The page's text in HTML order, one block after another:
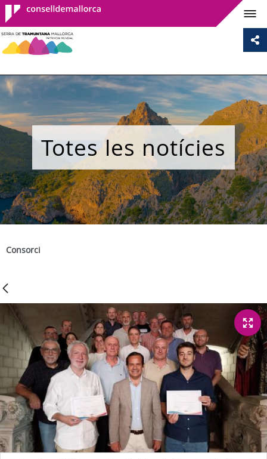
Consell de
Mallorca
Totes les notícies
Consorci